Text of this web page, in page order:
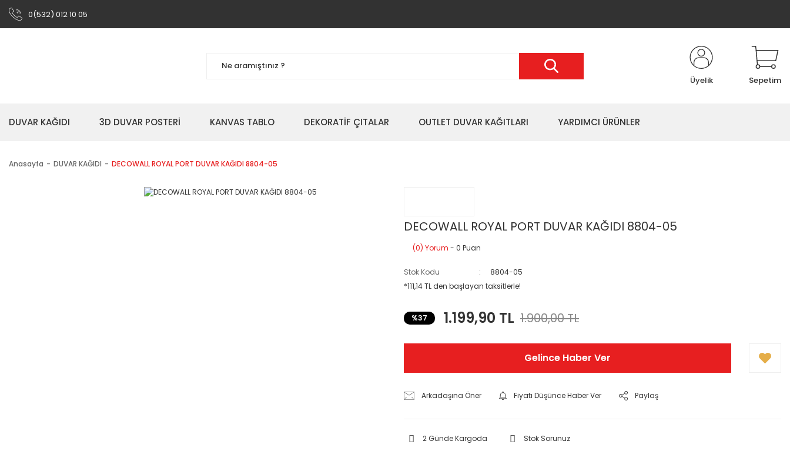
0(532) 012 10 05
Üyelik Sepetim
DUVAR KAĞIDI 3D DUVAR POSTERİ KANVAS TABLO DEKORATİF ÇITALAR OUTLET DUVAR KAĞITLARI YARDIMCI ÜRÜNLER
Anasayfa DUVAR KAĞIDI DECOWALL ROYAL PORT DUVAR KAĞIDI 8804-05
DECOWALL ROYAL PORT DUVAR KAĞIDI 8804-05
(0) Yorum - 0 Puan
Stok Kodu
8804-05
*111,14 TL den başlayan taksitlerle!
%37 1.199,90 TL 1.900,00 TL
Gelince Haber Ver
Arkadaşına Öner Fiyatı Düşünce Haber Ver Paylaş
2 Günde Kargoda Stok Sorunuz